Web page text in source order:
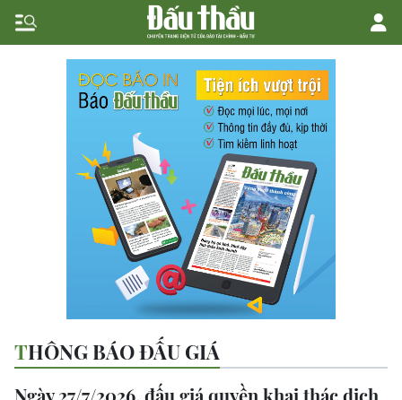
THÔNG BÁO ĐẤU GIÁ
Ngày 27/7/2026, đấu giá quyền khai thác dịch